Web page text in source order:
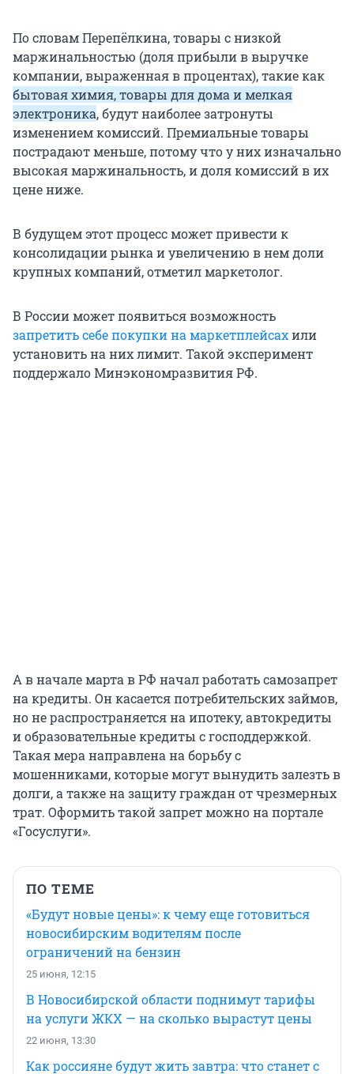
По словам Перепёлкина, товары с низкой
маржинальностью (доля прибыли в выручке
компании, выраженная в процентах), такие как
бытовая химия, товары для дома и мелкая
электроника, будут наиболее затронуты
изменением комиссий. Премиальные товары
пострадают меньше, потому что у них изначально
высокая маржинальность, и доля комиссий в их
цене ниже.
В будущем этот процесс может привести к
консолидации рынка и увеличению в нем доли
крупных компаний, отметил маркетолог.
В России может появиться возможность
запретить себе покупки на маркетплейсахили
установить на них лимит. Такой эксперимент
поддержало Минэкономразвития РФ.
А в начале марта в РФ начал работать самозапрет
на кредиты. Он касается потребительских займов,
но не распространяется на ипотеку, автокредиты
и образовательные кредиты с господдержкой.
Такая мера направлена на борьбу с
мошенниками, которые могут вынудить залезть в
долги, а также на защиту граждан от чрезмерных
трат. Оформить такой запрет можно на портале
«Госуслуги».
ПО ТЕМЕ
«Будут новые цены»: к чему еще готовиться
новосибирским водителям после
ограничений на бензин
25 июня, 12:15
В Новосибирской области поднимут тарифы
на услуги ЖКХ — на сколько вырастут цены
22 июня, 13:30
Как россияне будут жить завтра: что станет с